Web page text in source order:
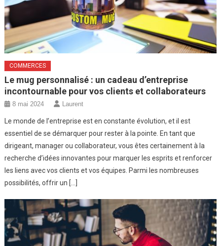
COMMERCES
Le mug personnalisé : un cadeau d’entreprise
incontournable pour vos clients et collaborateurs
8 mai 2024 Laurent
Le monde de l’entreprise est en constante évolution, et il est
essentiel de se démarquer pour rester à la pointe. En tant que
dirigeant, manager ou collaborateur, vous êtes certainement à la
recherche d’idées innovantes pour marquer les esprits et renforcer
les liens avec vos clients et vos équipes. Parmi les nombreuses
possibilités, offrir un […]